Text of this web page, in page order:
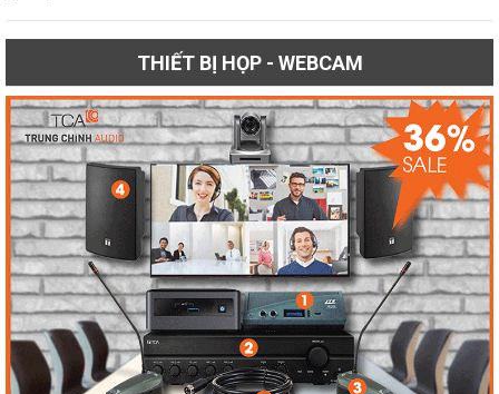
THIẾT BỊ HỌP - WEBCAM